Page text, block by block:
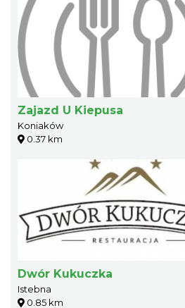
Zajazd U Kiepusa
Koniaków
0.37 km
Dwór Kukuczka
Istebna
0.85 km